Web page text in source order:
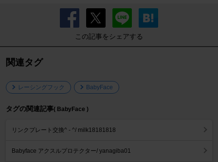
この記事をシェアする
関連タグ
レーシングフック BabyFace
タグの関連記事( BabyFace )
リンクプレート交換^ - ^/ milk18181818
Babyface アクスルプロテクター/ yanagiba01